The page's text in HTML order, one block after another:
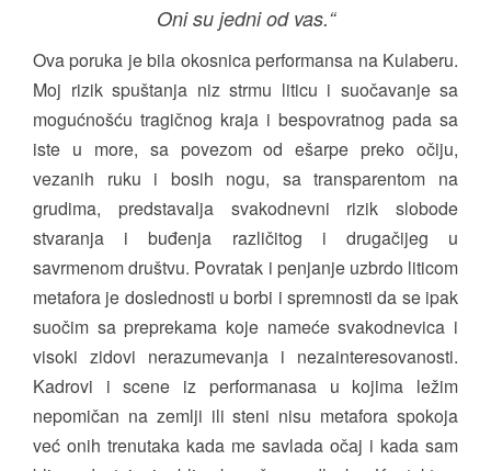
Oni su jedni od vas.“
Ova poruka je bila okosnica performansa na Kulaberu.
Moj rizik spuštanja niz strmu liticu i suočavanje sa
mogućnošću tragičnog kraja i bespovratnog pada sa
iste u more, sa povezom od ešarpe preko očiju,
vezanih ruku i bosih nogu, sa transparentom na
grudima, predstavalja svakodnevni rizik slobode
stvaranja i buđenja različitog i drugačijeg u
savrmenom društvu. Povratak i penjanje uzbrdo liticom
metafora je doslednosti u borbi i spremnosti da se ipak
suočim sa preprekama koje nameće svakodnevica i
visoki zidovi nerazumevanja i nezainteresovanosti.
Kadrovi i scene iz performanasa u kojima ležim
nepomičan na zemlji ili steni nisu metafora spokoja
već onih trenutaka kada me savlada očaj i kada sam